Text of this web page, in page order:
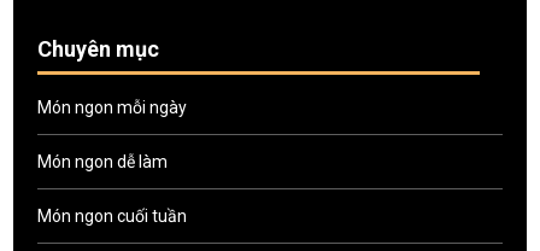
Chuyên mục
Món ngon mỗi ngày
Món ngon dễ làm
Món ngon cuối tuần